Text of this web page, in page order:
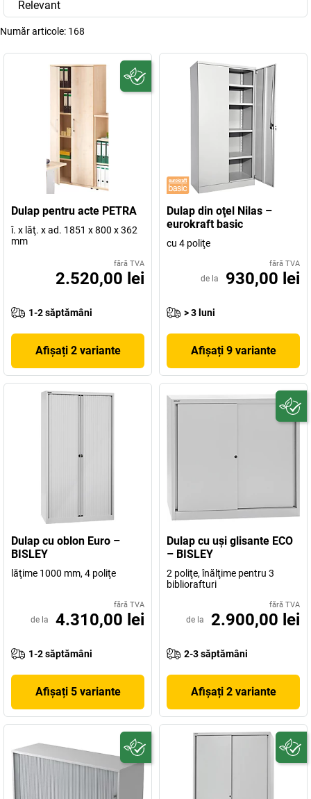
Relevant
Număr articole: 168
Dulap pentru acte PETRA
î. x lăţ. x ad. 1851 x 800 x 362
mm
fără TVA
2.520,00 lei
1-2 săptămâni
Afișați 2 variante
Dulap din oţel Nilas –
eurokraft basic
cu 4 poliţe
fără TVA
de la 930,00 lei
> 3 luni
Afișați 9 variante
Dulap cu oblon Euro –
BISLEY
lăţime 1000 mm, 4 poliţe
fără TVA
de la 4.310,00 lei
1-2 săptămâni
Afișați 5 variante
Dulap cu uşi glisante ECO
– BISLEY
2 poliţe, înălţime pentru 3
bibliorafturi
fără TVA
de la 2.900,00 lei
2-3 săptămâni
Afișați 2 variante